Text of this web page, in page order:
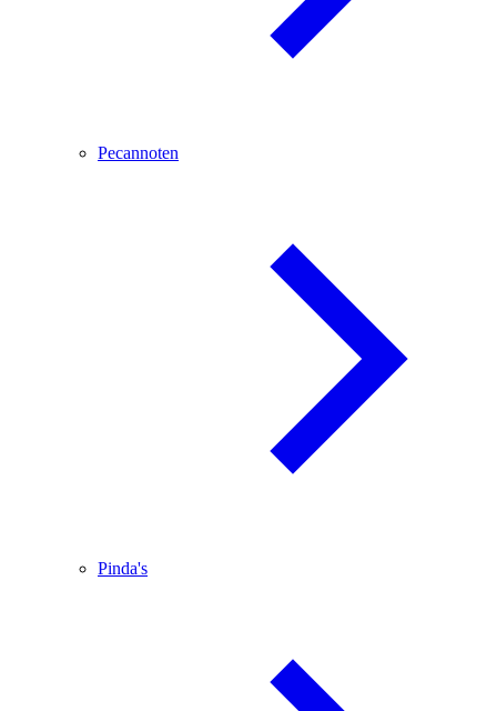
Pecannoten
Pinda's